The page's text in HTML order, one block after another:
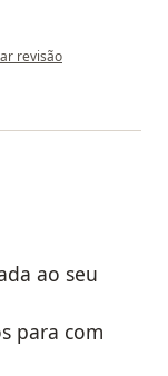
do utilizador Antonio
revisão
ao seu
para com